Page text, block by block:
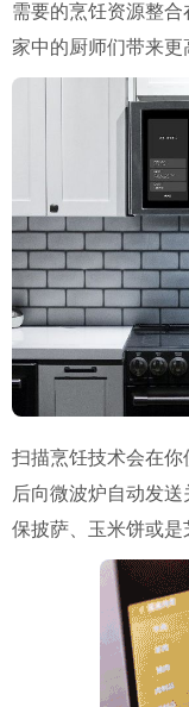
需要的烹饪资源整
家中的厨师们带来更
扫描烹饪技术会在
后向微波炉自动发
保披萨、玉米饼或是